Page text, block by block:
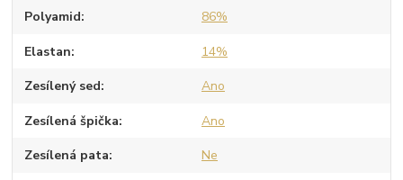
Polyamid 86%
Elastan 14%
Zesílený sed Ano
Zesílená špička Ano
Zesílená pata Ne